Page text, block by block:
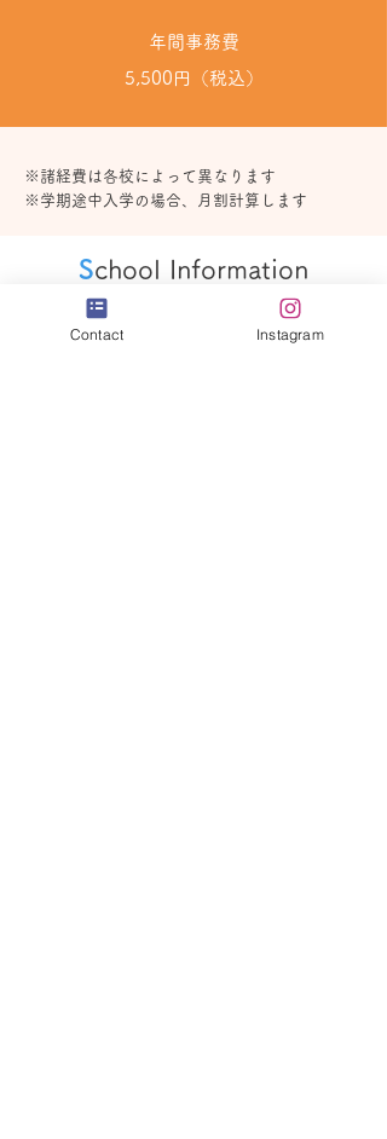
年間事務費
5,500円（税込）
※諸経費は各校によって異なります
※学期途中入学の場合、月割計算します
School Information
Contact Instagram